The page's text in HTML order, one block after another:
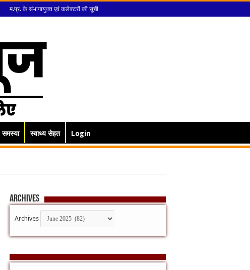
म.प्र. के संभागायुक्त एवं कलेक्टरों की सूची
समस्या स्वाथ्य सेहत Login
Archives
Archives